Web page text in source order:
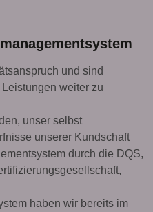
und sind
weiter zu
unser selbst
unserer Kundschaft
durch die DQS,
haben wir bereits im